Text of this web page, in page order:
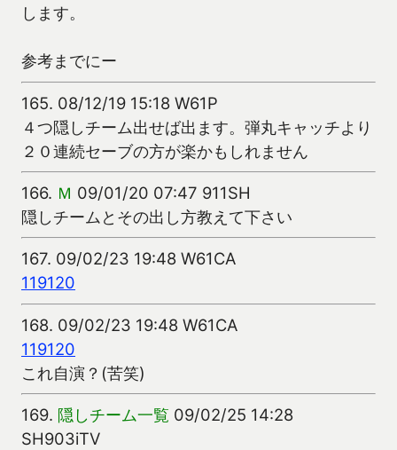
します。
参考までにー
165. 08/12/19 15:18 W61P
４つ隠しチーム出せば出ます。弾丸キャッチより
２０連続セーブの方が楽かもしれません
166. Ｍ 09/01/20 07:47 911SH
隠しチームとその出し方教えて下さい
167. 09/02/23 19:48 W61CA
119120
168. 09/02/23 19:48 W61CA
119120
これ自演？(苦笑)
169. 隠しチーム一覧 09/02/25 14:28
SH903iTV